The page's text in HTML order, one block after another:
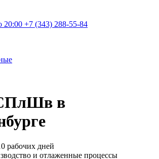
20:00 +7 (343) 288-55-84
в
рабочих дней
и отлаженные процессы